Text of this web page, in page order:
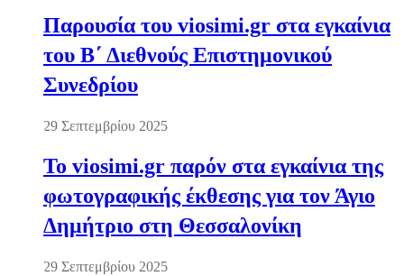
Παρουσία του viosimi.gr στα εγκαίνια
του Β΄ Διεθνούς Επιστημονικού
Συνεδρίου
29 Σεπτεμβρίου 2025
Το viosimi.gr παρόν στα εγκαίνια της
φωτογραφικής έκθεσης για τον Άγιο
Δημήτριο στη Θεσσαλονίκη
29 Σεπτεμβρίου 2025